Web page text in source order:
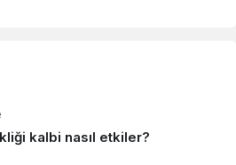
kalbi nasıl etkiler?